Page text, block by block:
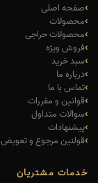
صفحه اصلی
محصولات
محصولات حراجی
فروش ویژه
سبد خرید
درباره ما
تماس با ما
قوانین و مقررات
سوالات متداول
پیشنهادات
قولنین مرجوع و تعویض
خدمات مشتریان